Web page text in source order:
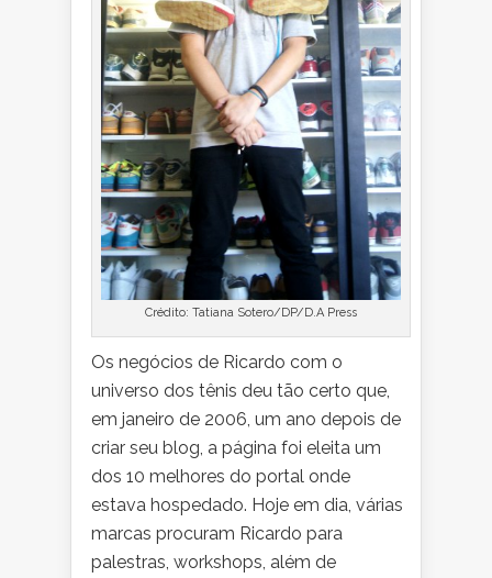
Crédito: Tatiana Sotero/DP/D.A Press
Os negócios de Ricardo com o
universo dos tênis deu tão certo que,
em janeiro de 2006, um ano depois de
criar seu blog, a página foi eleita um
dos 10 melhores do portal onde
estava hospedado. Hoje em dia, várias
marcas procuram Ricardo para
palestras, workshops, além de